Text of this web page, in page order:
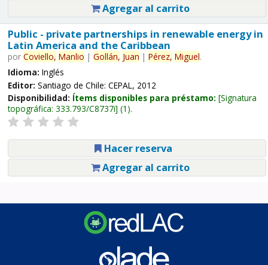
Agregar al carrito
Public - private partnerships in renewable energy in
Latin America and the Caribbean
por Coviello, Manlio | Gollán, Juan | Pérez, Miguel.
Idioma: Inglés
Editor: Santiago de Chile: CEPAL, 2012
Disponibilidad: Ítems disponibles para préstamo: Signatura
topográfica: 333.793/C8737i (1).
Hacer reserva
Agregar al carrito